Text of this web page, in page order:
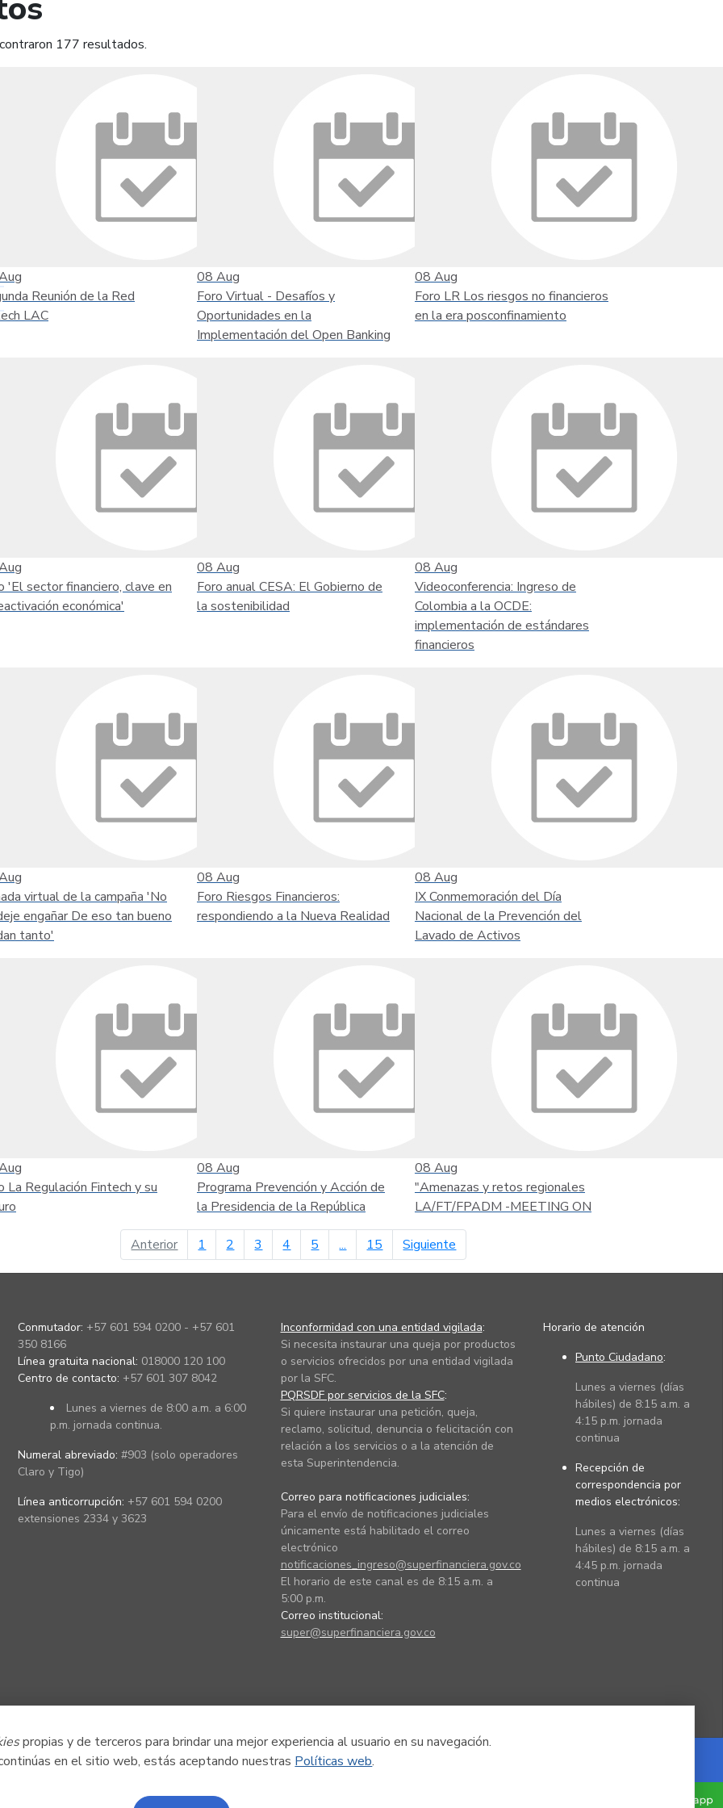
propias y de terceros para brindar una mejor experiencia al usuario en su navegación.
en el sitio web, estás aceptando nuestras Políticas web.
177 resultados.
Reunión de la Red
LAC
08 Aug
Foro Virtual - Desafíos y
Oportunidades en la
Implementación del Open Banking
08 Aug
Foro LR Los riesgos no financieros
en la era posconfinamiento
'El sector financiero, clave en
económica'
08 Aug
Foro anual CESA: El Gobierno de
la sostenibilidad
08 Aug
Videoconferencia: Ingreso de
Colombia a la OCDE:
implementación de estándares
financieros
virtual de la campaña 'No
engañar De eso tan bueno
tanto'
08 Aug
Foro Riesgos Financieros:
respondiendo a la Nueva Realidad
08 Aug
IX Conmemoración del Día
Nacional de la Prevención del
Lavado de Activos
La Regulación Fintech y su
08 Aug
Programa Prevención y Acción de
la Presidencia de la República
08 Aug
"Amenazas y retos regionales
LA/FT/FPADM -MEETING ON
Anteriorpágina anterior
1 2 3 4 5 ... 15 Siguiente
Conmutador: +57 601 594 0200 - +57 601
350 8166
Línea gratuita nacional: 018000 120 100
Centro de contacto: +57 601 307 8042
Lunes a viernes de 8:00 a.m. a 6:00
p.m. jornada continua.
Numeral abreviado: #903 (solo operadores
Claro y Tigo)
Línea anticorrupción: +57 601 594 0200
extensiones 2334 y 3623
Inconformidad con una entidad vigilada:
Si necesita instaurar una queja por productos
o servicios ofrecidos por una entidad vigilada
por la SFC.
PQRSDF por servicios de la SFC:
Si quiere instaurar una petición, queja,
reclamo, solicitud, denuncia o felicitación con
relación a los servicios o a la atención de
esta Superintendencia.
Correo para notificaciones judiciales:
Para el envío de notificaciones judiciales
únicamente está habilitado el correo
electrónico
notificaciones_ingreso@superfinanciera.gov.co
El horario de este canal es de 8:15 a.m. a
5:00 p.m.
Correo institucional:
super@superfinanciera.gov.co
Horario de atención
Punto Ciudadano:
Lunes a viernes (días
hábiles) de 8:15 a.m. a
4:15 p.m. jornada
continua
Recepción de
correspondencia por
medios electrónicos:
Lunes a viernes (días
hábiles) de 8:15 a.m. a
4:45 p.m. jornada
continua
Powered by Nexura